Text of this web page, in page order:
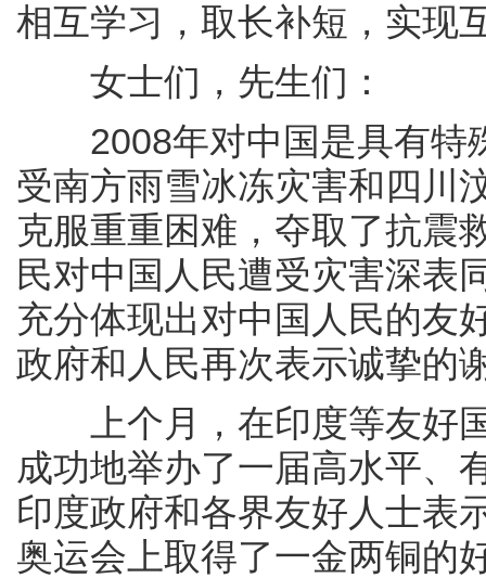
相互学习，取长补短，实现
女士们，先生们：
2008年对中国是具有特
受南方雨雪冰冻灾害和四川
克服重重困难，夺取了抗震
民对中国人民遭受灾害深表
充分体现出对中国人民的友
政府和人民再次表示诚挚的
上个月，在印度等友好国
成功地举办了一届高水平、
印度政府和各界友好人士表
奥运会上取得了一金两铜的